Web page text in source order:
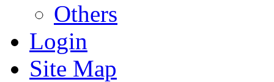
Others
Login
Site Map